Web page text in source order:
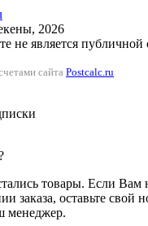
2026
не является публичной
сайта Postcalc.ru
товары. Если Вам
заказа, оставьте свой
менеджер.